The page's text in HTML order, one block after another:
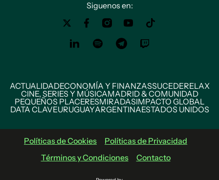
Siguenos en:
ACTUALIDADECONOMÍA Y FINANZASSUCEDERELAX
CINE, SERIES Y MÚSICAMADRID & COMUNIDAD
PEQUEÑOS PLACERESMIRADASIMPACTO GLOBAL
DATA CLAVEURUGUAYARGENTINAESTADOS UNIDOS
Políticas de Cookies
Políticas de Privacidad
Términos y Condiciones
Contacto